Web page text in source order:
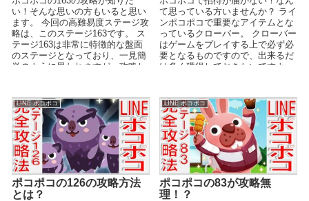
い！そんな思いの方もいると思い
ます。 今回の高難易度ステージ攻
略は、このステージ163です。 ス
テージ163は非常に特徴的な盤面
のステージとなっており、一見簡
単のように思われますが、攻略し
て思っている方いませんか？ ライ
ンポコポコで重要なアイテムとな
っているクローバー。 クローバー
はゲームをプレイする上で必ず必
要となるものですので、出来るだ
け多く獲得しておきたいですよ
LINE ポコポコ
ポコポコの126の攻略方法
とは？
LINE ポコポコ
ポコポコの83が攻略無
理！？